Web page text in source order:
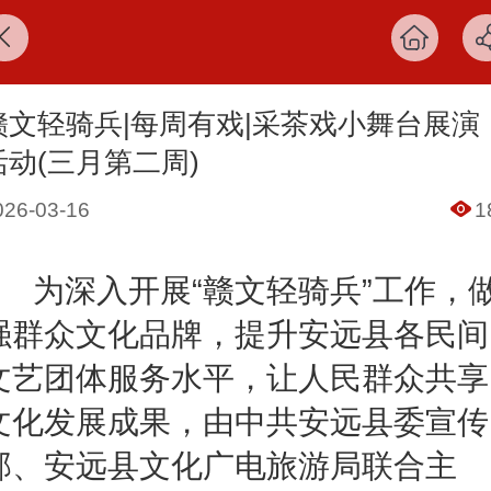
文轻骑兵|每周有戏|采茶戏小舞台展演
动(三月第二周)
03-16
为深入开展“赣文轻骑兵”工作，
群众文化品牌，提升安远县各民间
艺团体服务水平，让人民群众共享
化发展成果，由中共安远县委宣传
、安远县文化广电旅游局联合主